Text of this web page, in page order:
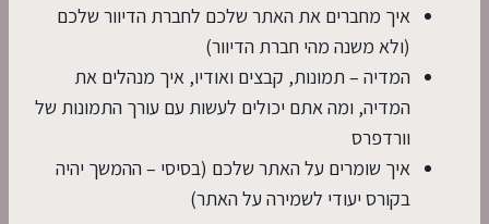
איך מחברים את האתר שלכם לחברת הדיוור שלכם
(ולא משנה מהי חברת הדיוור)
המדיה – תמונות, קבצים ואודיו, איך מנהלים את
המדיה, ומה אתם יכולים לעשות עם עורך התמונות של
וורדפרס
איך שומרים על האתר שלכם (בסיסי – ההמשך יהיה
בקורס יעודי לשמירה על האתר)